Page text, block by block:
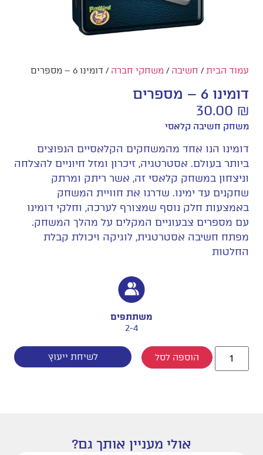
עמוד הבית/ חשיבה / משחקי חברה / דומינו 6 – מספרים
דומינו 6 – מספרים
30.00 ₪
משחק חשיבה קלאסי
דומינו הנו אחד מהמשחקים הקלאסיים הנפוצים
ביותר בעולם. אסטרטגיה, זיכרון ומזל חיוניים להצלחה
וניצחון במשחק קלאסי זה, אשר ריתק ומרתק
שחקנים עד ימינו. שדרגו את חוויית המשחק
באמצעות חלק נוסף שמצורף לערכה, וחלקי דומינו
עם מספרים צבעוניים המקלים על מהלך המשחק.
מפתח חשיבה אסטרטגית, לוגיקה ויכולת קבלת
החלטות
משתתפים
2-4
הוספה לסל לשיחת ייעוץ
אולי מעניין אותך גם?